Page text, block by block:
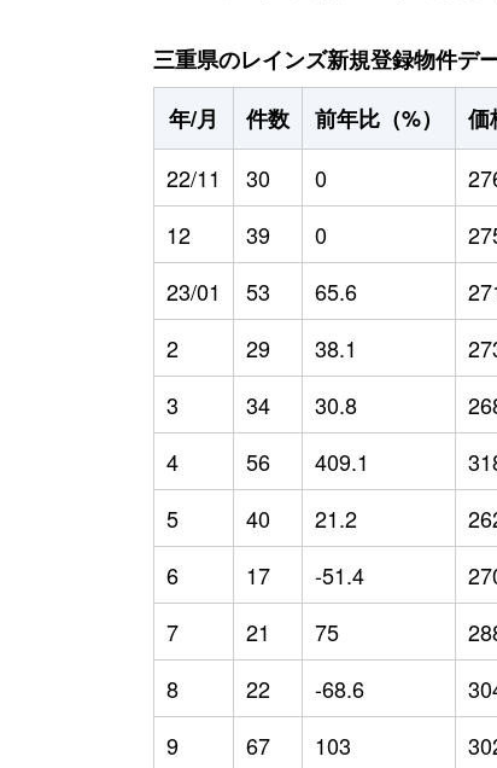
三重県のレインズ新規登録物件デ
年/月
件数 前年比（%） 価
22/11
30 0
12
39 0
23/01
53 65.6
2
29 38.1
3
34 30.8
4
56 409.1
5
40 21.2
6
17 -51.4
7
21 75
8
22 -68.6
9
67 103